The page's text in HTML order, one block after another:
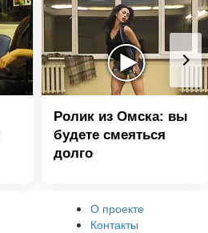
Ролик из Омска: вы
будете смеяться
долго
О проекте
Контакты